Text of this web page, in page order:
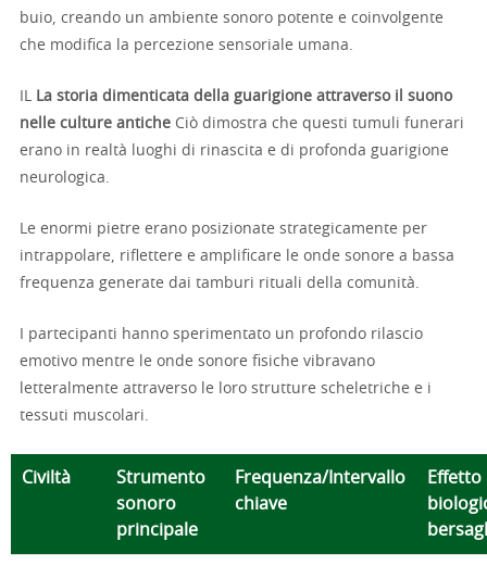
buio, creando un ambiente sonoro potente e coinvolgente
che modifica la percezione sensoriale umana.
La storia dimenticata della guarigione attraverso il suono
nelle culture antiche Ciò dimostra che questi tumuli funerari
erano in realtà luoghi di rinascita e di profonda guarigione
neurologica.
Le enormi pietre erano posizionate strategicamente per
intrappolare, riflettere e amplificare le onde sonore a bassa
frequenza generate dai tamburi rituali della comunità.
I partecipanti hanno sperimentato un profondo rilascio
emotivo mentre le onde sonore fisiche vibravano
letteralmente attraverso le loro strutture scheletriche e i
tessuti muscolari.
Civiltà
Strumento
sonoro
principale
Frequenza/Intervallo
chiave
Effetto